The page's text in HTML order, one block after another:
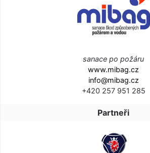
sanace po požáru
www.mibag.cz
info@mibag.cz
+420 257 951 285
Partneři